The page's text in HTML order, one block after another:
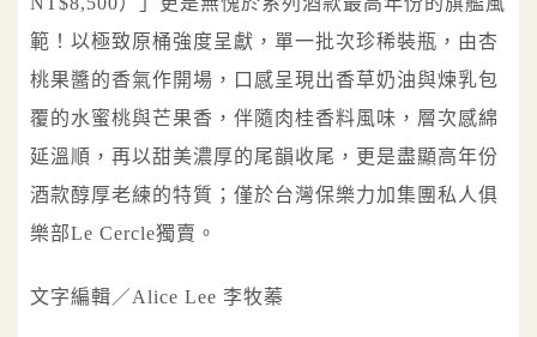
範！以極致原桶強度呈獻，單一批次珍稀裝瓶，由杏
桃果醬的香氣作開場，口感呈現出香草奶油與煉乳包
覆的水蜜桃與芒果香，伴隨肉桂香料風味，層次感綿
延溫順，再以甜美濃厚的尾韻收尾，更是盡顯高年份
酒款醇厚老練的特質；僅於台灣保樂力加集團私人俱
樂部Le Cercle獨賣。
文字編輯／Alice Lee 李牧蓁